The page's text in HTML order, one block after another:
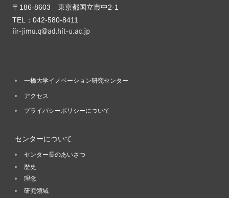
〒186-8603 東京都国立市中2-1
TEL：042-580-8411
一橋大学イノベーション研究センター
アクセス
プライバシーポリシーについて
センターについて
センター長のあいさつ
歴史
理念
研究領域